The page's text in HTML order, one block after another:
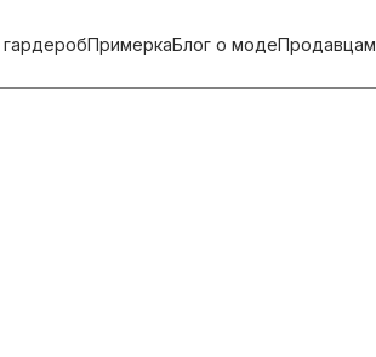
гардеробПримеркаБлог о модеПродавцам